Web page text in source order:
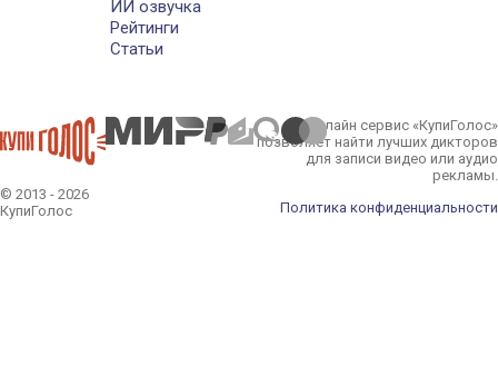
ИИ озвучка
Рейтинги
Статьи
© 2013 - 2026
КупиГолос
Онлайн сервис «КупиГолос»
позволяет найти лучших дикторов
для записи видео или аудио
рекламы.
Политика конфиденциальности